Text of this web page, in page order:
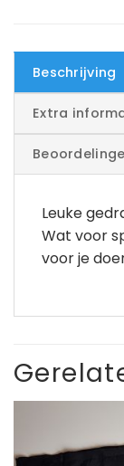
Beschrijving
Extra
Leuke
Wat voor
voor je